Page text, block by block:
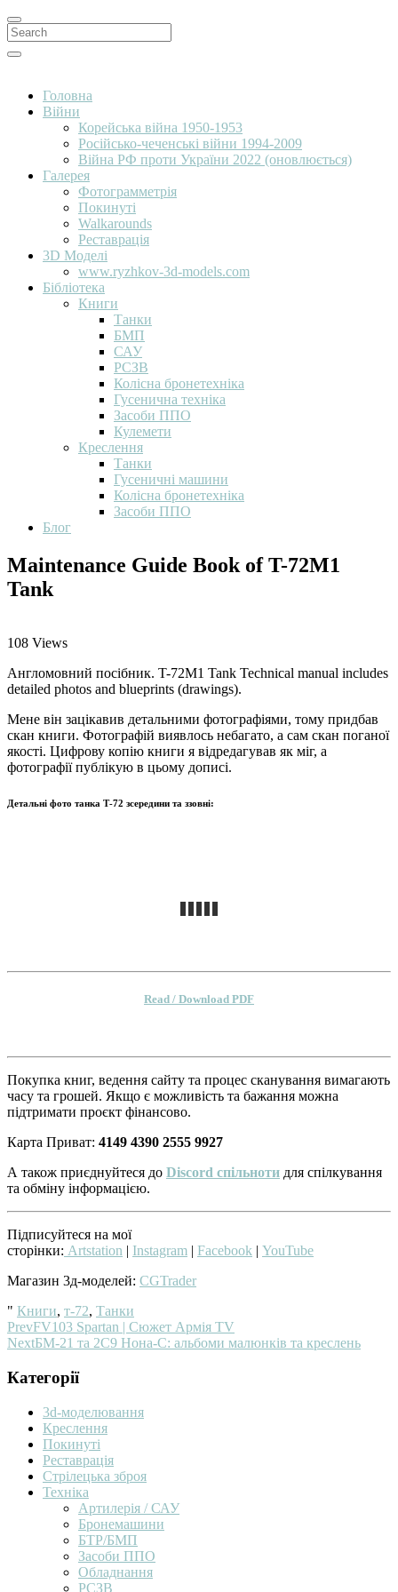
Search
for:
Search
Головна
Війни
Корейська війна 1950-1953
Російсько-чеченські війни 1994-2009
Війна РФ проти України 2022 (оновлюється)
Галерея
Фотограмметрія
Покинуті
Walkarounds
Реставрація
3D Моделі
www.ryzhkov-3d-models.com
Бібліотека
Книги
Танки
БМП
САУ
РСЗВ
Колісна бронетехніка
Гусенична техніка
Засоби ППО
Кулемети
Креслення
Танки
Гусеничні машини
Колісна бронетехніка
Засоби ППО
Блог
Maintenance Guide Book of T-72M1
Tank
108 Views
Англомовний посібник. T-72M1 Tank Technical manual includes
detailed photos and blueprints (drawings).
Мене він зацікавив детальними фотографіями, тому придбав
скан книги. Фотографій виявлось небагато, а сам скан поганої
якості. Цифрову копію книги я відредагував як міг, а
фотографії публікую в цьому дописі.
Детальні фото танка Т-72 зсередини та ззовні:
Read / Download PDF
Покупка книг, ведення сайту та процес сканування вимагають
часу та грошей. Якщо є можливість та бажання можна
підтримати проєкт фінансово.
Карта Приват: 4149 4390 2555 9927
А також приєднуйтеся до Discord спільноти для спілкування
та обміну інформацією.
Підписуйтеся на мої
сторінки: Artstation | Instagram | Facebook | YouTube
Магазин 3д-моделей: CGTrader
" Книги, т-72, Танки
PrevFV103 Spartan | Сюжет Армія TV
NextБМ-21 та 2С9 Нона-С: альбоми малюнків та креслень
Категорії
3d-моделювання
Креслення
Покинуті
Реставрація
Стрілецька зброя
Техніка
Артилерія / САУ
Бронемашини
БТР/БМП
Засоби ППО
Обладнання
РСЗВ